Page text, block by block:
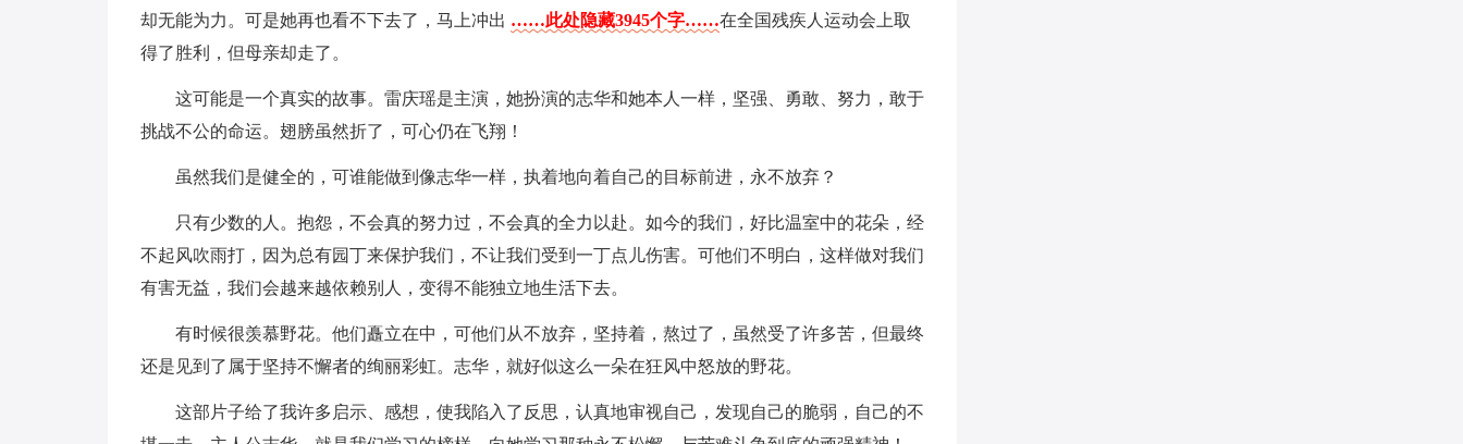
却无能为力。可是她再也看不下去了，马上冲出 ……此处隐藏3945个字……在全国残疾人运动会上取
得了胜利，但母亲却走了。
这可能是一个真实的故事。雷庆瑶是主演，她扮演的志华和她本人一样，坚强、勇敢、努力，敢于
挑战不公的命运。翅膀虽然折了，可心仍在飞翔！
虽然我们是健全的，可谁能做到像志华一样，执着地向着自己的目标前进，永不放弃？
只有少数的人。抱怨，不会真的努力过，不会真的全力以赴。如今的我们，好比温室中的花朵，经
不起风吹雨打，因为总有园丁来保护我们，不让我们受到一丁点儿伤害。可他们不明白，这样做对我们
有害无益，我们会越来越依赖别人，变得不能独立地生活下去。
有时候很羡慕野花。他们矗立在中，可他们从不放弃，坚持着，熬过了，虽然受了许多苦，但最终
还是见到了属于坚持不懈者的绚丽彩虹。志华，就好似这么一朵在狂风中怒放的野花。
这部片子给了我许多启示、感想，使我陷入了反思，认真地审视自己，发现自己的脆弱，自己的不